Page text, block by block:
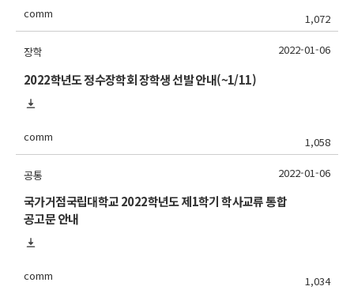
comm 1,072
장학
2022학년도 정수장학회 장학생 선발 안내(~1/11)
comm 1,058
2022-01-06
공통
국가거점국립대학교 2022학년도 제1학기 학사교류 통합
공고문 안내
comm 1,034
2022-01-06